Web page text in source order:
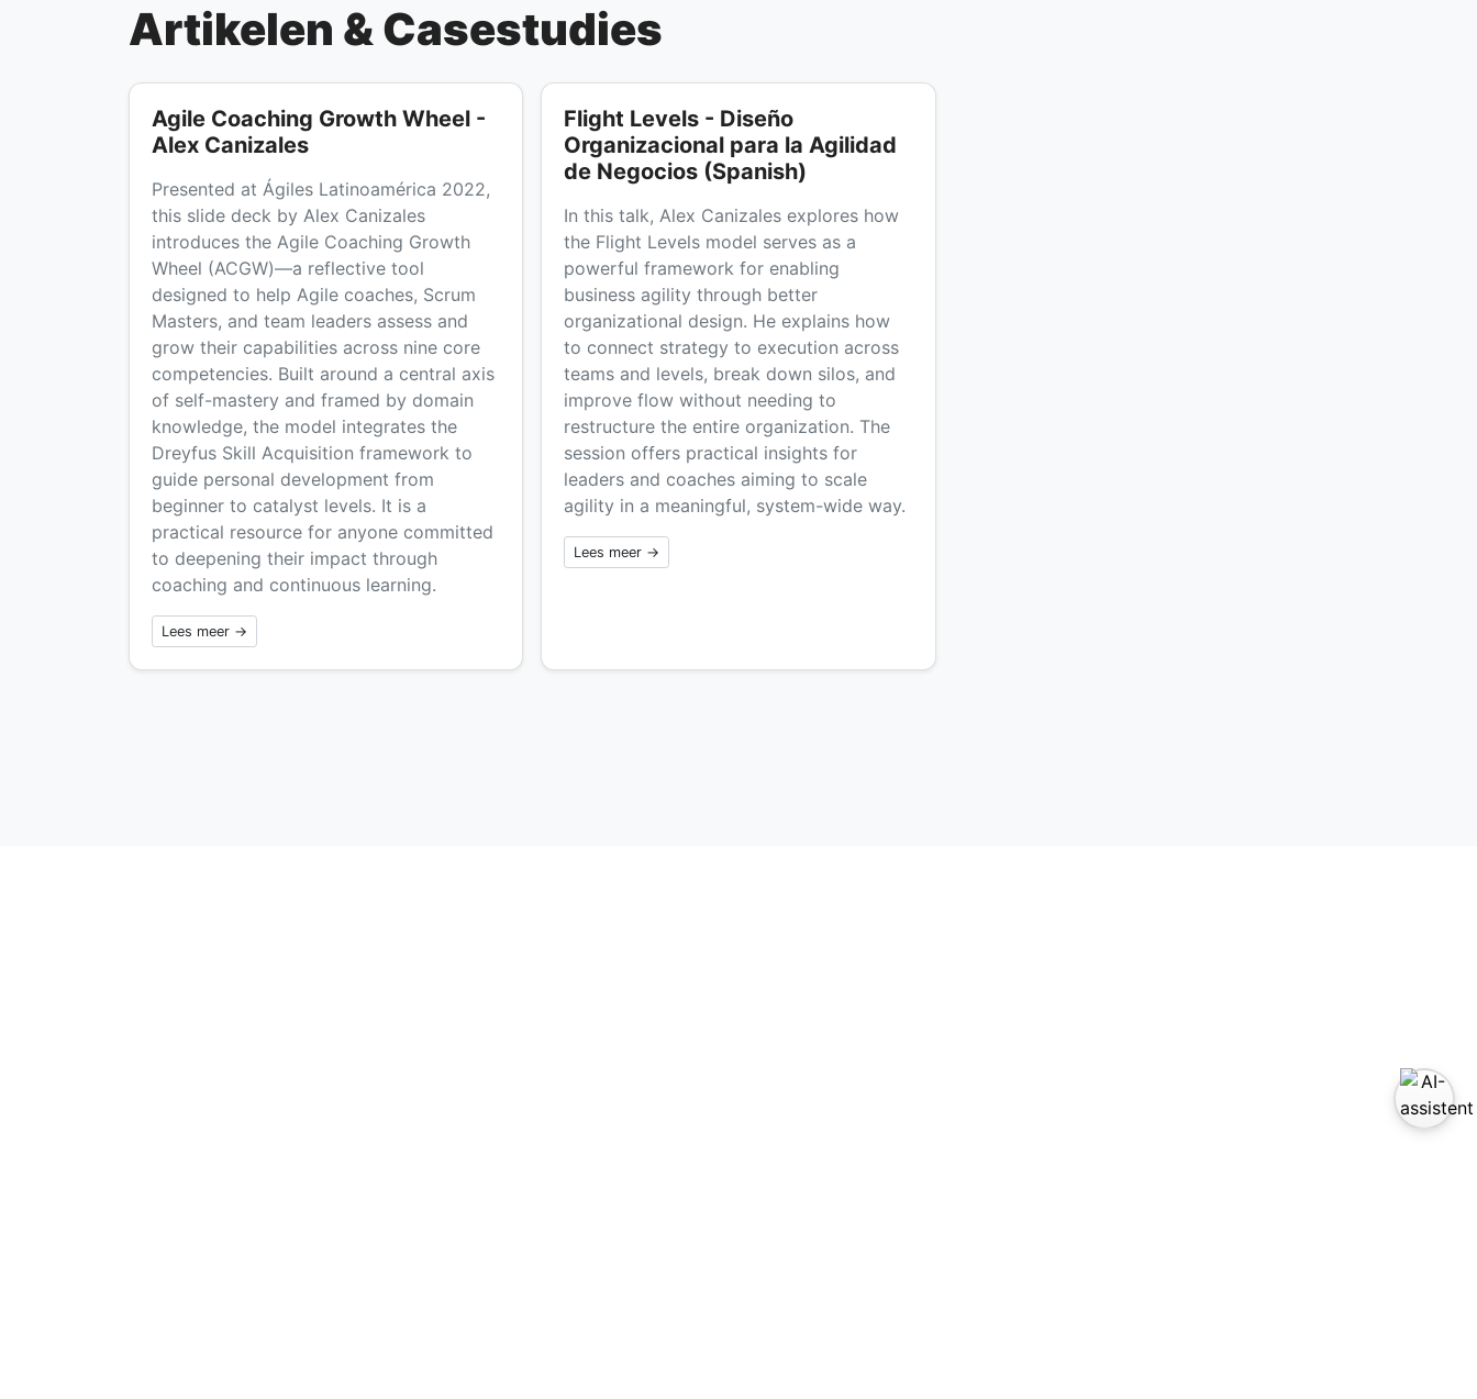
Artikelen & Casestudies
Agile Coaching Growth Wheel -
Alex Canizales
Presented at Ágiles Latinoamérica 2022,
this slide deck by Alex Canizales
introduces the Agile Coaching Growth
Wheel (ACGW)—a reflective tool
designed to help Agile coaches, Scrum
Masters, and team leaders assess and
grow their capabilities across nine core
competencies. Built around a central axis
of self-mastery and framed by domain
knowledge, the model integrates the
Dreyfus Skill Acquisition framework to
guide personal development from
beginner to catalyst levels. It is a
practical resource for anyone committed
to deepening their impact through
coaching and continuous learning.
Lees meer →
Flight Levels - Diseño
Organizacional para la Agilidad
de Negocios (Spanish)
In this talk, Alex Canizales explores how
the Flight Levels model serves as a
powerful framework for enabling
business agility through better
organizational design. He explains how
to connect strategy to execution across
teams and levels, break down silos, and
improve flow without needing to
restructure the entire organization. The
session offers practical insights for
leaders and coaches aiming to scale
agility in a meaningful, system-wide way.
Lees meer →